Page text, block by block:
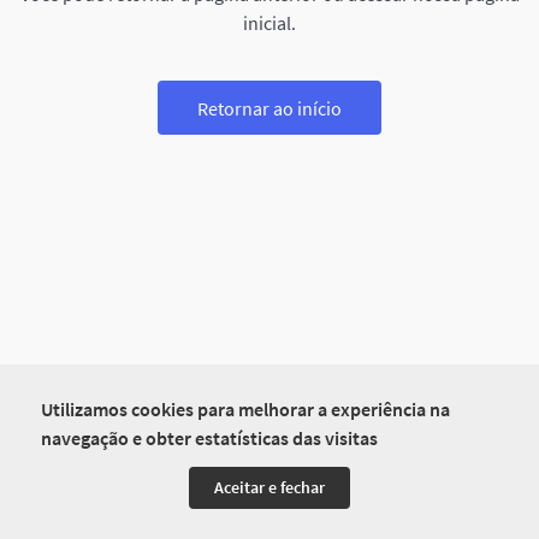
Utilizamos cookies para melhorar a experiência na
navegação e obter estatísticas das visitas
Aceitar e fechar
inicial.
Retornar ao início